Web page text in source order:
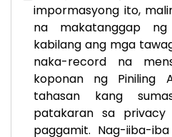
impormasyong ito,
na makatanggap ng
kabilang ang mga
naka-record na
koponan ng Piniling
tahasan kang
patakaran sa
paggamit. Nag-iiba-